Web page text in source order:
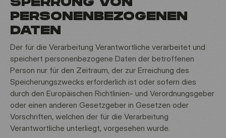
ERSONENBEZOGENEN D
ATEN
Der für die Verarbeitung Verantwortliche verarbeitet und
speichert personenbezogene Daten der betroffenen
Person nur für den Zeitraum, der zur Erreichung des
Speicherungszwecks erforderlich ist oder sofern dies
durch den Europäischen Richtlinien- und Verordnungsgeber
oder einen anderen Gesetzgeber in Gesetzen oder
Vorschriften, welchen der für die Verarbeitung
Verantwortliche unterliegt, vorgesehen wurde.